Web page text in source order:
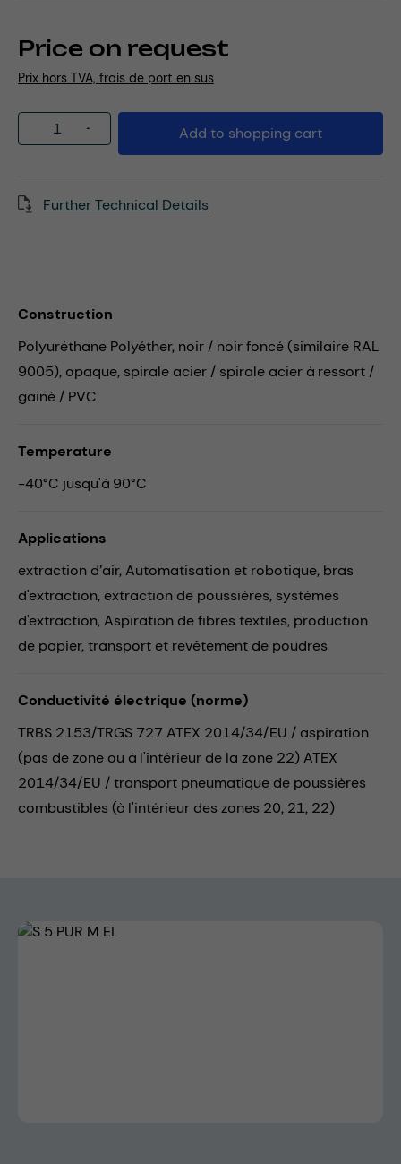
Price on request
Prix hors TVA, frais de port en sus
Product Quantity: Enter the desired
Add to shopping cart
Further Technical Details
Construction
Polyuréthane Polyéther, noir / noir foncé (similaire RAL
9005), opaque, spirale acier / spirale acier à ressort /
gainé / PVC
Temperature
-40°C jusqu'à 90°C
Applications
extraction d’air,Automatisation et robotique, bras
d'extraction, extraction de poussières, systèmes
d'extraction,Aspiration de fibres textiles, production
de papier,transport et revêtement de poudres
Conductivité électrique (norme)
TRBS 2153/TRGS 727 ATEX 2014/34/EU / aspiration
(pas de zone ou à l'intérieur de la zone 22) ATEX
2014/34/EU / transport pneumatique de poussières
combustibles (à l'intérieur des zones 20, 21, 22)
Skip image gallery